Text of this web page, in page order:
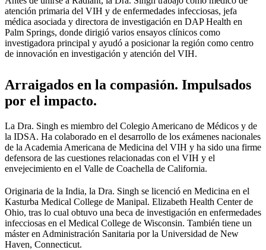
atención primaria del VIH y de enfermedades infecciosas, jefa
médica asociada y directora de investigación en DAP Health en
Palm Springs, donde dirigió varios ensayos clínicos como
investigadora principal y ayudó a posicionar la región como centro
de innovación en investigación y atención del VIH.
Arraigados en la compasión. Impulsados
por el impacto.
La Dra. Singh es miembro del Colegio Americano de Médicos y de
la IDSA. Ha colaborado en el desarrollo de los exámenes nacionales
de la Academia Americana de Medicina del VIH y ha sido una firme
defensora de las cuestiones relacionadas con el VIH y el
envejecimiento en el Valle de Coachella de California.
Originaria de la India, la Dra. Singh se licenció en Medicina en el
Kasturba Medical College de Manipal. Elizabeth Health Center de
Ohio, tras lo cual obtuvo una beca de investigación en enfermedades
infecciosas en el Medical College de Wisconsin. También tiene un
máster en Administración Sanitaria por la Universidad de New
Haven, Connecticut.